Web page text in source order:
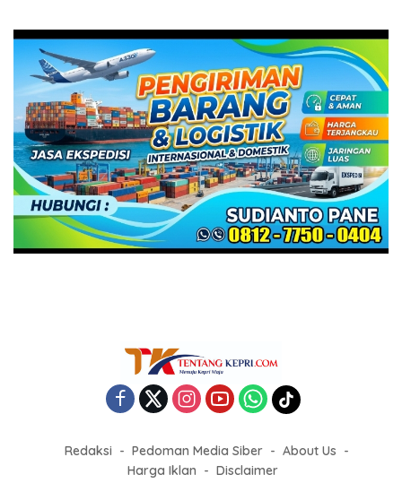
Redaksi Pedoman Media Siber
About Us
Harga Iklan
Disclaimer